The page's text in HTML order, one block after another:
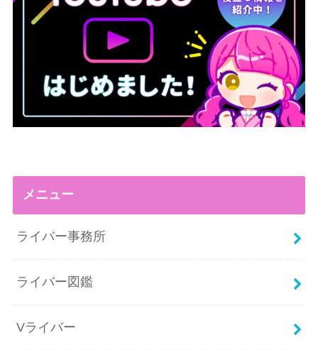
メニュー
ライバー事務所
ライバー図鑑
Vライバー